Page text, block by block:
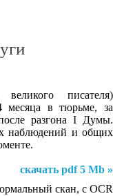
писателя)
месяца в тюрьме, за
разгона I Думы.
наблюдений и общих
скачать pdf 5 Mb »
скан, с OCR